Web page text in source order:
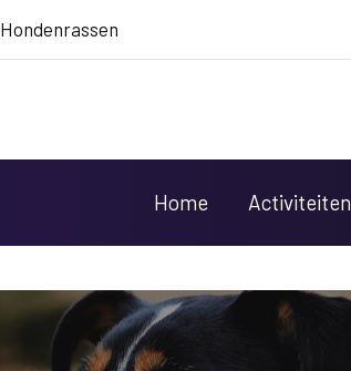
Hondenrassen
Home Activiteiten